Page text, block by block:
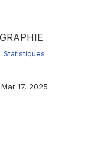
Statistiques
Mar 17, 2025